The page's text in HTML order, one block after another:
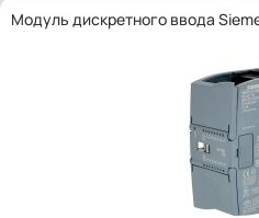
Модуль дискретного ввода